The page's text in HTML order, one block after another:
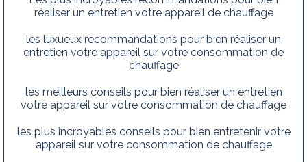
réaliser un entretien votre appareil de chauffage
les luxueux recommandations pour bien réaliser un
entretien votre appareil sur votre consommation de
chauffage
les meilleurs conseils pour bien réaliser un entretien
votre appareil sur votre consommation de chauffage
les plus incroyables conseils pour bien entretenir votre
appareil sur votre consommation de chauffage